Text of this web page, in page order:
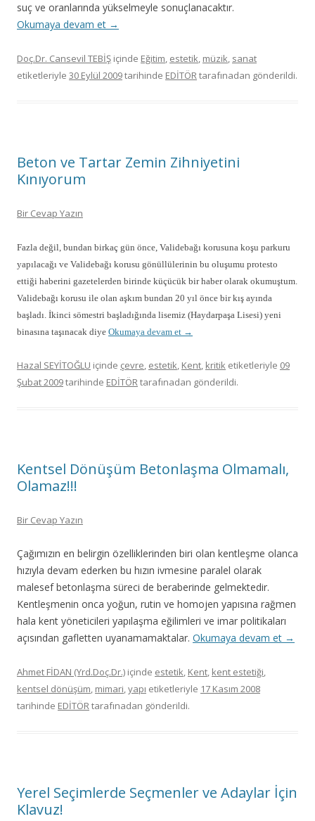
suç ve oranlarında yükselmeyle sonuçlanacaktır.
Okumaya devam et →
Doç.Dr. Cansevil TEBİŞ içinde Eğitim, estetik, müzik, sanat
etiketleriyle 30 Eylül 2009tarihinde EDİTÖRtarafınadan gönderildi.
Beton ve Tartar Zemin Zihniyetini
Kınıyorum
Bir Cevap Yazın
Fazla değil, bundan birkaç gün önce, Validebağı korusuna koşu parkuru
yapılacağı ve Validebağı korusu gönüllülerinin bu oluşumu protesto
ettiği haberini gazetelerden birinde küçücük bir haber olarak okumuştum.
Validebağı korusu ile olan aşkım bundan 20 yıl önce bir kış ayında
başladı. İkinci sömestri başladığında lisemiz (Haydarpaşa Lisesi) yeni
binasına taşınacak diye Okumaya devam et →
Hazal SEYİTOĞLU içinde çevre, estetik, Kent, kritik etiketleriyle 09
Şubat 2009tarihinde EDİTÖRtarafınadan gönderildi.
Kentsel Dönüşüm Betonlaşma Olmamalı,
Olamaz!!!
Bir Cevap Yazın
Çağımızın en belirgin özelliklerinden biri olan kentleşme olanca
hızıyla devam ederken bu hızın ivmesine paralel olarak
malesef betonlaşma süreci de beraberinde gelmektedir.
Kentleşmenin onca yoğun, rutin ve homojen yapısına rağmen
hala kent yöneticileri yapılaşma eğilimleri ve imar politikaları
açısından gafletten uyanamamaktalar. Okumaya devam et →
Ahmet FİDAN (Yrd.Doç.Dr.) içinde estetik, Kent, kent estetiği,
kentsel dönüşüm, mimari,yapı etiketleriyle 17 Kasım 2008
tarihinde EDİTÖRtarafınadan gönderildi.
Yerel Seçimlerde Seçmenler ve Adaylar İçin
Klavuz!